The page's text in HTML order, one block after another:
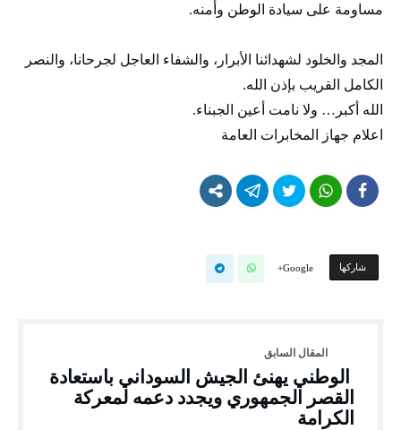
مساومة على سيادة الوطن وأمنه.
المجد والخلود لشهدائنا الأبرار، والشفاء العاجل لجرحانا، والنصر
الكامل القريب بإذن الله.
الله أكبر… ولا نامت أعين الجبناء.
اعلام جهاز المخابرات العامة
‫‫ شاركها‬ Google+
الوطني يهنئ الجيش السوداني باستعادة
القصر الجمهوري ويجدد دعمه لمعركة
الكرامة